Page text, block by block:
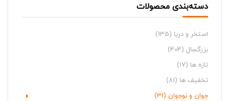
دسته‌بندی محصولات
استخر و دریا (135)
بزرگسال (404)
تازه ها (17)
تخفیف ها (81)
جوان و نوجوان (31)